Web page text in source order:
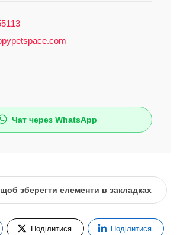
Чат через WhatsApp
щоб зберегти елементи в закладках
Поділитися Поділитися